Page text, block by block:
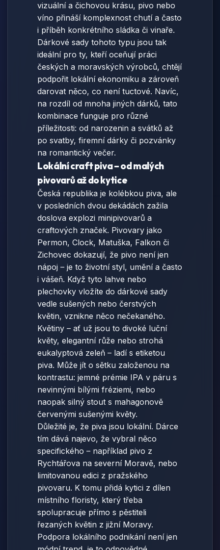
vizuální a čichovou krásu, pivo nebo
víno přináší komplexnost chutí a často
i příběh konkrétního sládka či vinaře.
Dárkové sady tohoto typu jsou tak
ideální pro ty, kteří oceňují práci
českých a moravských výrobců, chtějí
podpořit lokální ekonomiku a zároveň
darovat něco, co není tuctové. Navíc,
na rozdíl od mnoha jiných dárků, tato
kombinace funguje pro různé
příležitosti: od narozenin a svátků až
po svatby, firemní dárky či pozvánky
na romantický večer.
Lokální craft piva – od malých
pivovarů až do kytice
Česká republika je kolébkou piva, ale
v posledních dvou dekádách zažila
doslova explozi minipivovarů a
craftových značek. Pivovary jako
Permon, Clock, Matuška, Falkon či
Zichovec dokazují, že pivo není jen
nápoj – je to životní styl, umění a často
i vášeň. Když tyto lahve nebo
plechovky vložíte do dárkové sady
vedle sušených nebo čerstvých
květin, vznikne něco nečekaného.
Květiny – ať už jsou to divoké luční
květy, elegantní růže nebo strohá
eukalyptová zeleň – ladí s etiketou
piva. Může jít o sětku založenou na
kontrastu: jemné prémie IPA v páru s
nevinnými bílými fréziemi, nebo
naopak silný stout s mahagonově
červenými sušenými květy.
Důležité je, že piva jsou lokální. Dárce
tím dává najevo, že vybral něco
specifického – například pivo z
Rychtářova na severní Moravě, nebo
limitovanou edici z pražského
pivovaru. K tomu přidá kytici z dílen
místního floristy, který třeba
spolupracuje přímo s pěstiteli
řezaných květin z jižní Moravy.
Podpora lokálního podnikání není jen